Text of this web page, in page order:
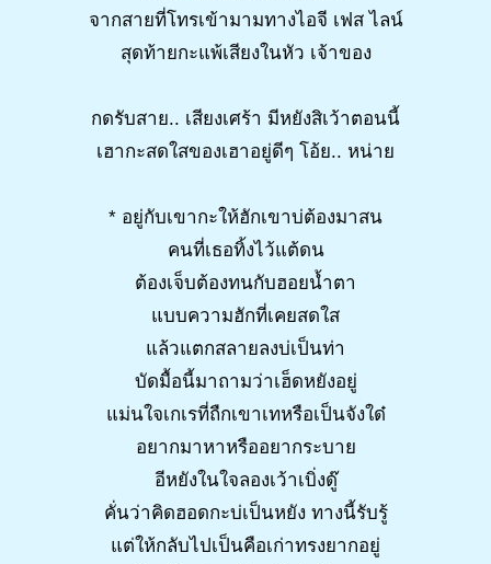
จากสายที่โทรเข้ามามทางไอจี เฟส ไลน์
สุดท้ายกะแพ้เสียงในหัว เจ้าของ
กดรับสาย.. เสียงเศร้า มีหยังสิเว้าตอนนี้
เฮากะสดใสของเฮาอยู่ดีๆ โอ้ย.. หน่าย
* อยู่กับเขากะให้ฮักเขาบ่ต้องมาสน
คนที่เธอทิ้งไว้แต้ดน
ต้องเจ็บต้องทนกับฮอยน้ำตา
แบบความฮักที่เคยสดใส
แล้วแตกสลายลงบ่เป็นท่า
บัดมื้อนี้มาถามว่าเฮ็ดหยังอยู่
แม่นใจเกเรที่ถืกเขาเทหรือเป็นจังใด๋
อยากมาหาหรืออยากระบาย
อีหยังในใจลองเว้าเบิ่งดู๊
คั่นว่าคิดฮอดกะบ่เป็นหยัง ทางนี้รับรู้
แต่ให้กลับไปเป็นคือเก่าทรงยากอยู่